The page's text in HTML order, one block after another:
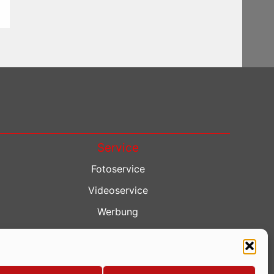
Service
Fotoservice
Videoservice
Werbung